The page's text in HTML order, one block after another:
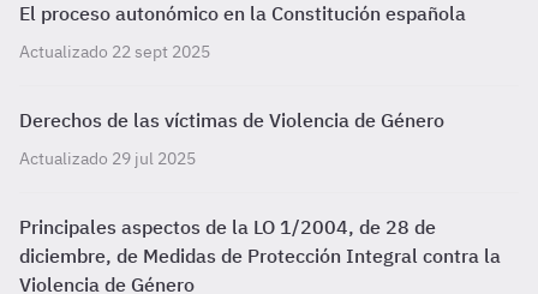
El proceso autonómico en la Constitución española
Actualizado 22 sept 2025
Derechos de las víctimas de Violencia de Género
Actualizado 29 jul 2025
Principales aspectos de la LO 1/2004, de 28 de
diciembre, de Medidas de Protección Integral contra la
Violencia de Género